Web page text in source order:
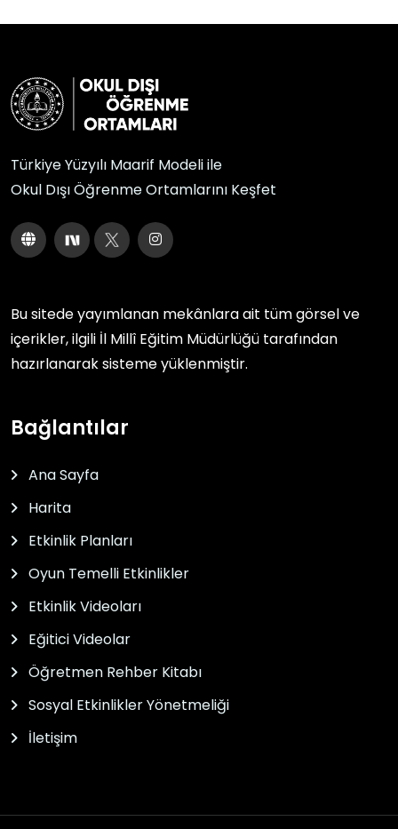
Türkiye Yüzyılı Maarif Modeli ile
Okul Dışı Öğrenme Ortamlarını Keşfet
Bu sitede yayımlanan mekânlara ait tüm görsel ve
içerikler, ilgili İl Millî Eğitim Müdürlüğü tarafından
hazırlanarak sisteme yüklenmiştir.
Bağlantılar
Ana Sayfa
Harita
Etkinlik Planları
Oyun Temelli Etkinlikler
Etkinlik Videoları
Eğitici Videolar
Öğretmen Rehber Kitabı
Sosyal Etkinlikler Yönetmeliği
İletişim